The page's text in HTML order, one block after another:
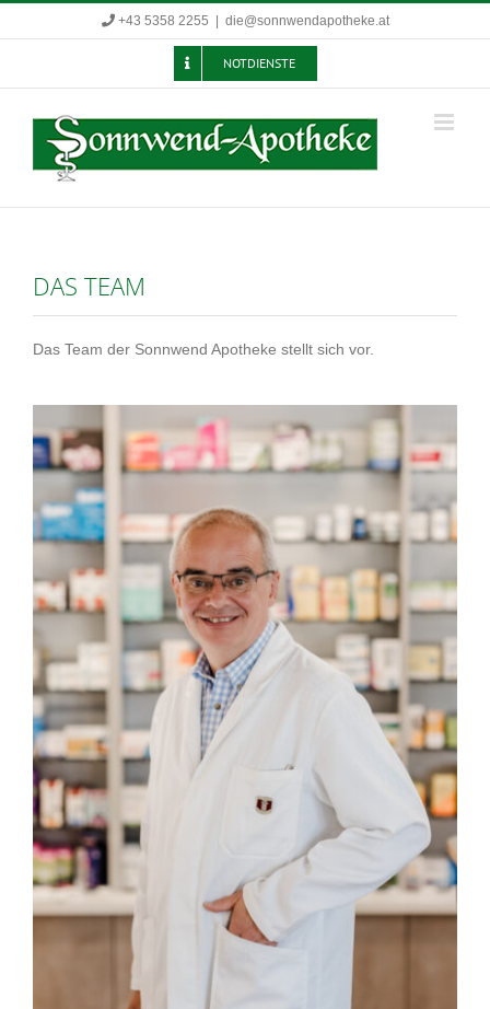
+43 5358 2255 die@sonnwendapotheke.at
NOTDIENSTE
DAS TEAM
Das Team der Sonnwend Apotheke stellt sich vor.